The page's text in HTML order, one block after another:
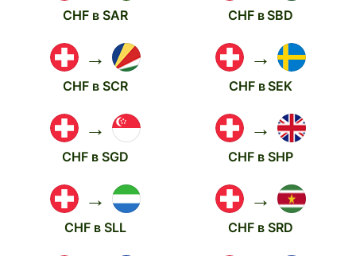
CHF в SAR CHF в SBD
→
CHF в SCR
→
CHF в SEK
→
CHF в SGD
→
CHF в SHP
→
CHF в SLL
→
CHF в SRD